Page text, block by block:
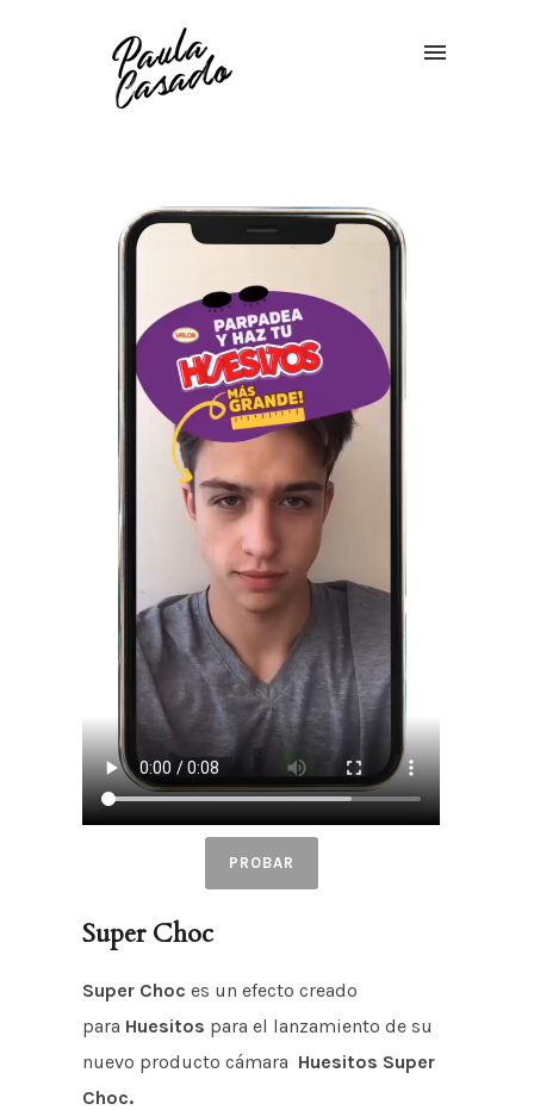
PROBAR
Super Choc
Super Choc es un efecto creado
para Huesitos para el lanzamiento de su
nuevo producto cámara Huesitos Super
Choc.